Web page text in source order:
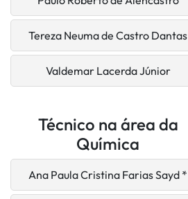
Tereza Neuma de Castro Dantas
Valdemar Lacerda Júnior
Técnico na área da
Química
Ana Paula Cristina Farias Sayd *